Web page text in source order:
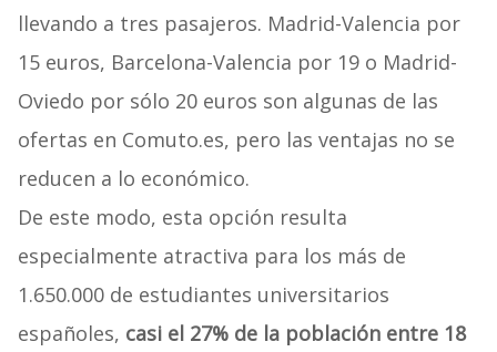
llevando a tres pasajeros. Madrid-Valencia por
15 euros, Barcelona-Valencia por 19 o Madrid-
Oviedo por sólo 20 euros son algunas de las
ofertas en Comuto.es, pero las ventajas no se
reducen a lo económico.
De este modo, esta opción resulta
especialmente atractiva para los más de
1.650.000 de estudiantes universitarios
españoles, casi el 27% de la población entre 18